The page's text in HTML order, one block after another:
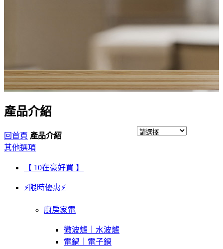
產品介紹
回首頁 產品介紹
其他選項
【 10在豪好買 】
⚡限時優惠⚡
廚房家電
微波爐｜水波爐
電鍋｜電子鍋